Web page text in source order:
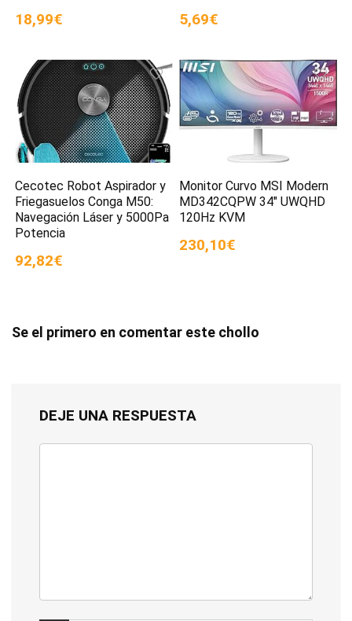
18,99€ 5,69€
Cecotec Robot Aspirador y
Friegasuelos Conga M50:
Navegación Láser y 5000Pa
Potencia
92,82€
Monitor Curvo MSI Modern
MD342CQPW 34″ UWQHD
120Hz KVM
230,10€
Se el primero en comentar este chollo
DEJE UNA RESPUESTA